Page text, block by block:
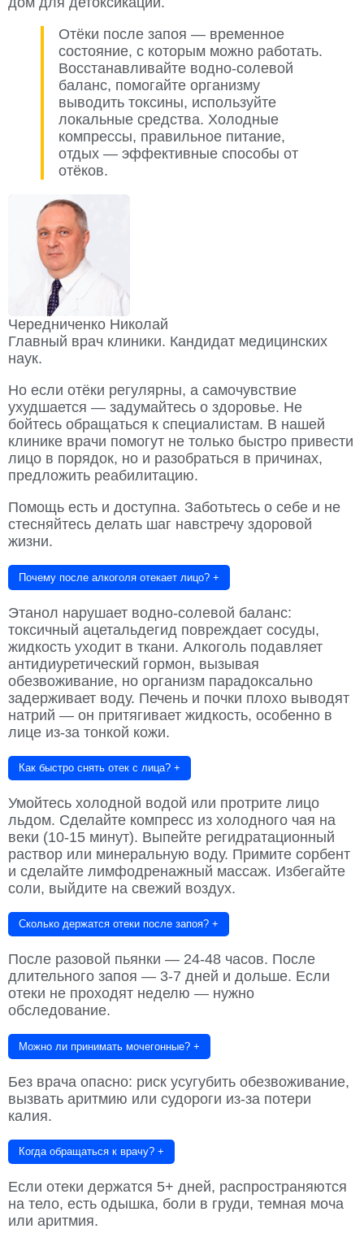
Отёки после запоя — временное
состояние, с которым можно работать.
Восстанавливайте водно-солевой
баланс, помогайте организму
выводить токсины, используйте
локальные средства. Холодные
компрессы, правильное питание,
отдых — эффективные способы от
отёков.
Чередниченко Николай
Главный врач клиники. Кандидат медицинских
наук.
Но если отёки регулярны, а самочувствие
ухудшается — задумайтесь о здоровье. Не
бойтесь обращаться к специалистам. В нашей
клинике врачи помогут не только быстро привести
лицо в порядок, но и разобраться в причинах,
предложить реабилитацию.
Помощь есть и доступна. Заботьтесь о себе и не
стесняйтесь делать шаг навстречу здоровой
жизни.
Почему после алкоголя отекает лицо? +
Этанол нарушает водно-солевой баланс:
токсичный ацетальдегид повреждает сосуды,
жидкость уходит в ткани. Алкоголь подавляет
антидиуретический гормон, вызывая
обезвоживание, но организм парадоксально
задерживает воду. Печень и почки плохо выводят
натрий — он притягивает жидкость, особенно в
лице из-за тонкой кожи.
Как быстро снять отек с лица? +
Умойтесь холодной водой или протрите лицо
льдом. Сделайте компресс из холодного чая на
веки (10-15 минут). Выпейте регидратационный
раствор или минеральную воду. Примите сорбент
и сделайте лимфодренажный массаж. Избегайте
соли, выйдите на свежий воздух.
Сколько держатся отеки после запоя? +
После разовой пьянки — 24-48 часов. После
длительного запоя — 3-7 дней и дольше. Если
отеки не проходят неделю — нужно
обследование.
Можно ли принимать мочегонные? +
Без врача опасно: риск усугубить обезвоживание,
вызвать аритмию или судороги из-за потери
калия.
Когда обращаться к врачу? +
Если отеки держатся 5+ дней, распространяются
на тело, есть одышка, боли в груди, темная моча
или аритмия.